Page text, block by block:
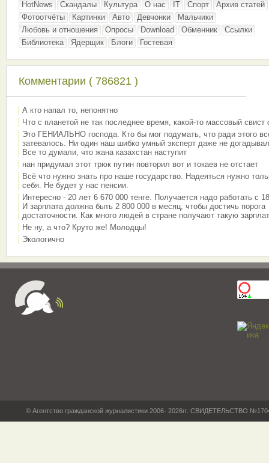
HotNews
Скандалы Культура О нас IT Спорт
Архив статей
Фотоотчёты
Картинки Авто Девчонки
Мальчики
Любовь и отношения
Опросы Download Обменник
Ссылки
Библиотека
Ядерщик Блоги Гостевая
Комментарии ( 786821 )
А кто напал то, непонятно
Что с планетой не так последнее время, какой-то массовый свист
Это ГЕНИАЛЬНО господа. Кто бы мог подумать, что ради этого
затевалось. Ни один наш шибко умный эксперт даже не
Все то думали, что жана казахстан наступит
нан придумал этот трюк путин повторил вот и токаев не отстает
Всё что нужно знать про наше государство. Надеяться нужно
себя. Не будет у нас пенсии.
Интересно - 20 лет 6 670 000 тенге. Получается надо работать с
И зарплата должна быть 2 800 000 в месяц, чтобы достичь порога
достаточности. Как много людей в стране получают такую
Не ну, а что? Круто же! Молодцы!
Экологично
© Агентство гражданской журналистики 2006- 2026гг. СВИДЕТЕЛЬСТВО